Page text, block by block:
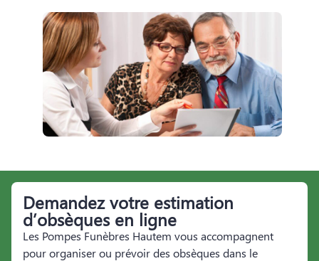
Demandez votre estimation
d’obsèques en ligne
Les Pompes Funèbres Hautem vous accompagnent
pour organiser ou prévoir des obsèques dans le